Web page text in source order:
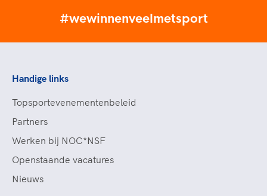
#wewinnenveelmetsport
Handige links
Topsportevenementenbeleid
Partners
Werken bij NOC*NSF
Openstaande vacatures
Nieuws